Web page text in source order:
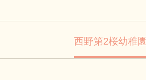
西野第2桜幼稚園